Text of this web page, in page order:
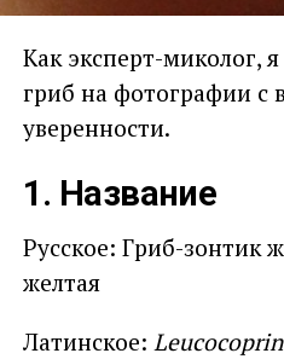
Как эксперт-миколог,
гриб на фотографии с
уверенности.
1. Название
Русское: Гриб-зонтик
желтая
Латинское: